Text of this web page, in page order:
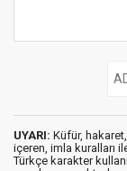
UYARI: Küfür,
içeren, imla kuralları
Türkçe karakter